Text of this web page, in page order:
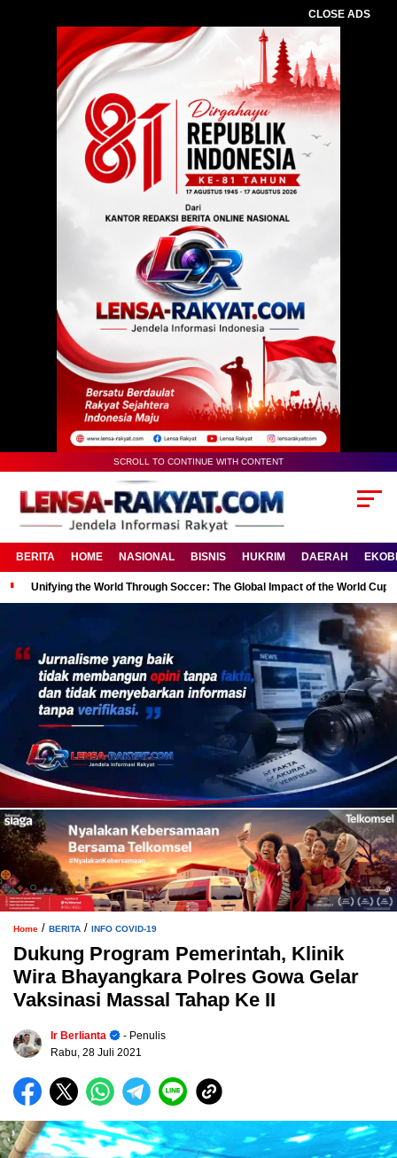
CLOSE ADS
SCROLL TO CONTINUE WITH CONTENT
BERITA HOME NASIONAL BISNIS HUKRIM DAERAH
Unifying the World Through Soccer: The Global Impact of the World Cup
Home / BERITA / INFO COVID-19
Dukung Program Pemerintah, Klinik
Wira Bhayangkara Polres Gowa Gelar
Vaksinasi Massal Tahap Ke II
Ir Berlianta
- Penulis
Rabu, 28 Juli 2021